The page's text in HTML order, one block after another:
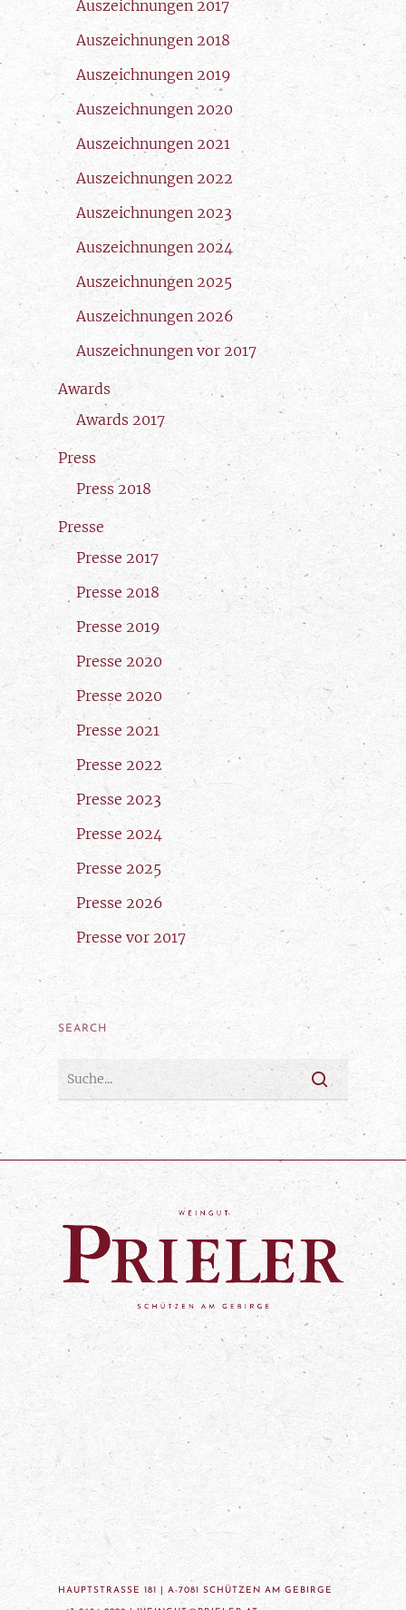
Auszeichnungen 2017
Auszeichnungen 2018
Auszeichnungen 2019
Auszeichnungen 2020
Auszeichnungen 2021
Auszeichnungen 2022
Auszeichnungen 2023
Auszeichnungen 2024
Auszeichnungen 2025
Auszeichnungen 2026
Auszeichnungen vor 2017
Awards
Awards 2017
Press
Press 2018
Presse
Presse 2017
Presse 2018
Presse 2019
Presse 2020
Presse 2020
Presse 2021
Presse 2022
Presse 2023
Presse 2024
Presse 2025
Presse 2026
Presse vor 2017
SEARCH
HAUPTSTRASSE 181 | A-7081 SCHÜTZEN AM GEBIRGE